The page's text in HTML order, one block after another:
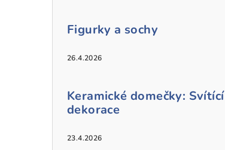
Figurky a sochy
26.4.2026
Keramické domečky: Svítící
dekorace
23.4.2026